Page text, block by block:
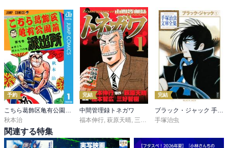
予約
こちら葛飾区亀有公園前派出所
秋本治
完結
中間管理録トネガワ
福本伸行, 萩原天晴, 三好智樹 ,橋本智広
完結
ブラック・ジャック 手塚治虫文庫全集
手塚治虫
関連する特集